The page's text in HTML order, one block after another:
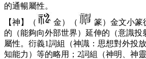
的通暢屬性。
【神】（
金）（
篆）金文小篆
的（能夠向外部世界）延伸的（意識投
屬性。衍義1詞組（神識：思想對外投
知能力）等的略用；2詞組（神明、神